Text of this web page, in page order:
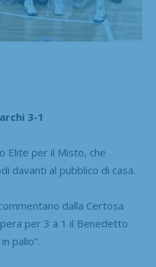
3-1
Elite per il Misto, che
davanti al pubblico di casa.
dalla Certosa
per 3 a 1 il Benedetto
palio”.